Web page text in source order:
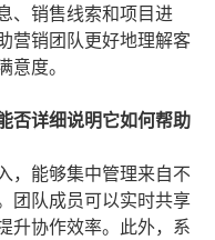
、销售线索和项目进
营销团队更好地理解客
度。
否详细说明它如何帮助
，能够集中管理来自不
团队成员可以实时共享
升协作效率。此外，系